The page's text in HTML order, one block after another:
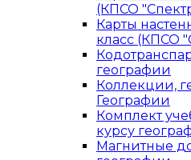
(КПСО
Карты
класс (КПСО
географии
Коллекции,
Географии
Комплект
курсу
Магнитные